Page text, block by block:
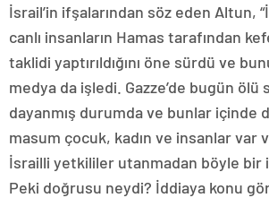
İsrail’in ifşalarından söz eden Altun,
canlı insanların Hamas tarafından
taklidi yaptırıldığını öne sürdü ve
medya da işledi. Gazze’de bugün ölü
dayanmış durumda ve bunlar içinde
masum çocuk, kadın ve insanlar var
İsrailli yetkililer utanmadan böyle bir
Peki doğrusu neydi? İddiaya konu